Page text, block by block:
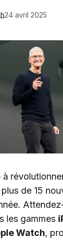
24 avril 2025
à
de 15
les gammes
Watch,